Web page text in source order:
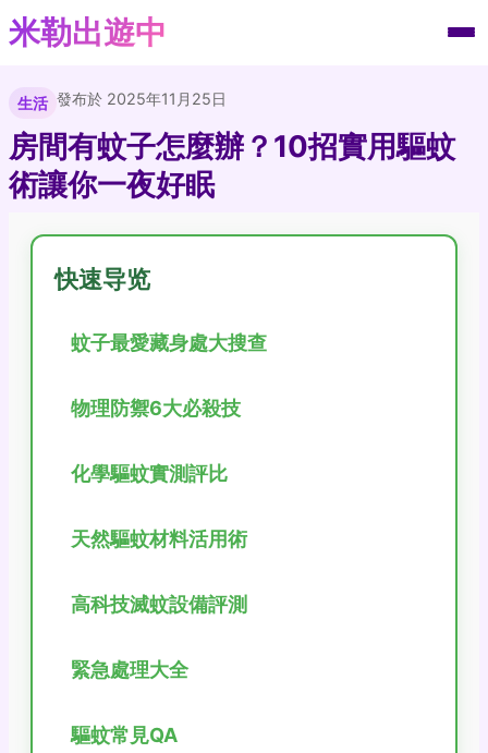
米勒出遊中
生活 發布於 2025年11月25日
房間有蚊子怎麼辦？10招實用驅蚊
術讓你一夜好眠
快速导览
蚊子最愛藏身處大搜查
物理防禦6大必殺技
化學驅蚊實測評比
天然驅蚊材料活用術
高科技滅蚊設備評測
緊急處理大全
驅蚊常見QA